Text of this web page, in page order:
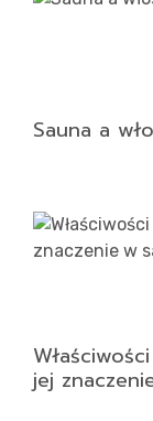
Sauna a
jej